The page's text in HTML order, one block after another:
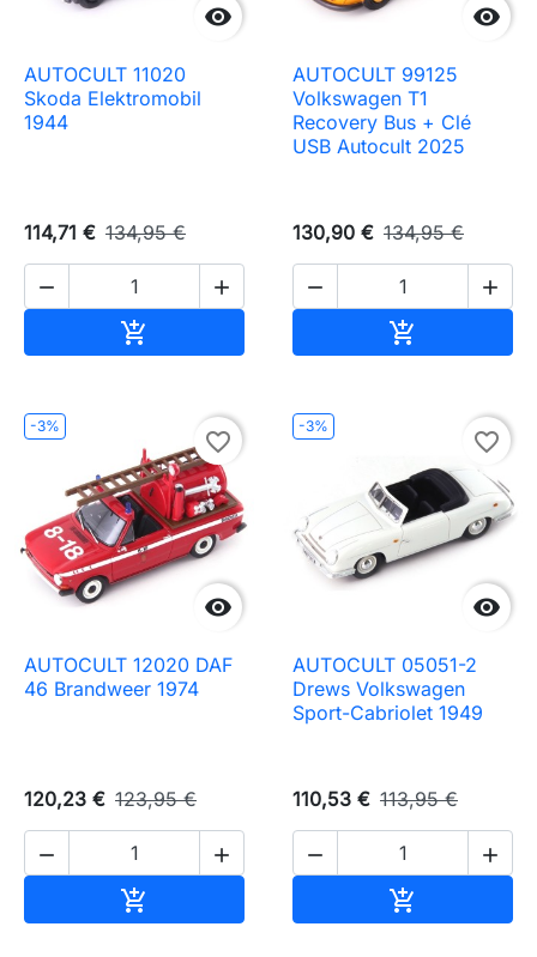

AUTOCULT 11020
Skoda Elektromobil
1944
114,71 € 134,95 €
 


AUTOCULT 99125
Volkswagen T1
Recovery Bus + Clé
USB Autocult 2025
130,90 € 134,95 €
 

-3%

favorite_border
AUTOCULT 12020 DAF
46 Brandweer 1974
120,23 € 123,95 €
 

-3%

favorite_border
AUTOCULT 05051-2
Drews Volkswagen
Sport-Cabriolet 1949
110,53 € 113,95 €
 
